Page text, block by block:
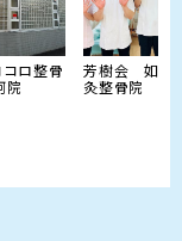
ロ整骨
芳樹会 如是
灸整骨院